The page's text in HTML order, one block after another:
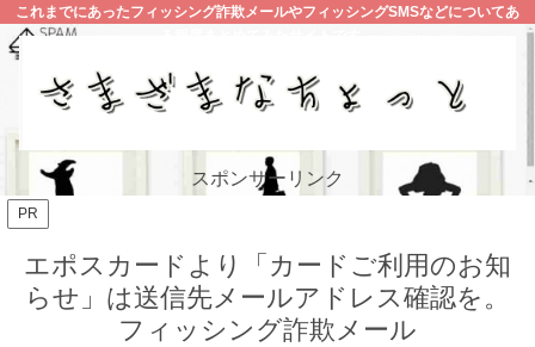
これまでにあったフィッシング詐欺メールやフィッシングSMSなどについてあ
スポンサーリンク
PR
エポスカードより「カードご利用のお知
らせ」は送信先メールアドレス確認を。
フィッシング詐欺メール